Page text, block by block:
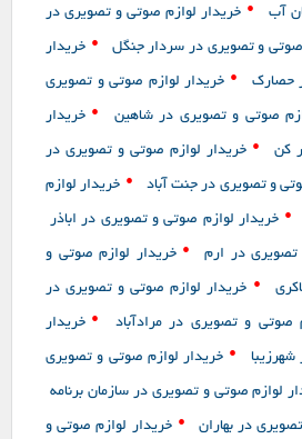
آب • خریدار لوازم صوتی و تصویری در
صوتی و تصویری در سردار جنگل • خریدار
حصارک • خریدار لوازم صوتی و تصویری
صوتی و تصویری در شاهین • خریدار
کن • خریدار لوازم صوتی و تصویری در
و تصویری در جنت آباد • خریدار لوازم
• خریدار لوازم صوتی و تصویری در اباذر
تصویری در ارم • خریدار لوازم صوتی و
• خریدار لوازم صوتی و تصویری در
صوتی و تصویری در مرادآباد • خریدار
• خریدار لوازم صوتی و تصویری
لوازم صوتی و تصویری در سازمان برنامه
در بهاران • خریدار لوازم صوتی و